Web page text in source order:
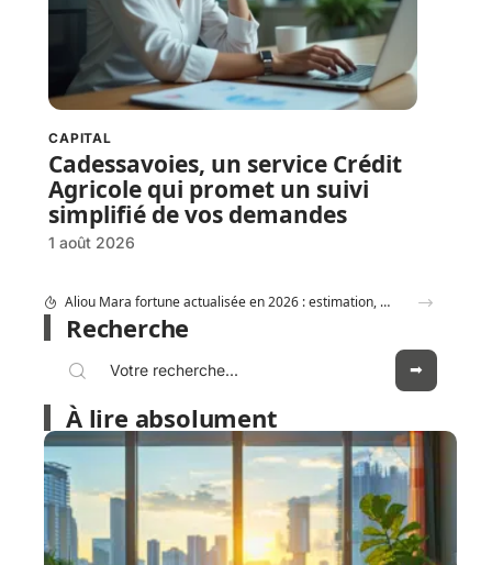
CAPITAL
Cadessavoies, un service Crédit
Agricole qui promet un suivi
simplifié de vos demandes
1 août 2026
Crédit Agricole Nord Midi pyrénée : tous les services digitaux à portée de main
Recherche
À lire absolument